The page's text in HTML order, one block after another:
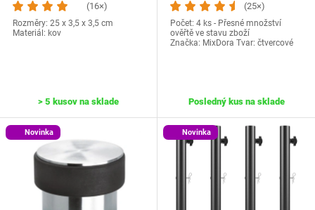
(16×)
Rozměry: 25 x 3,5 x 3,5 cm
Materiál: kov
> 5 kusov na sklade
(25×)
Počet: 4 ks - Přesné množství
ověřtě ve stavu zboží
Značka: MixDora Tvar: čtvercové
Posledný kus na sklade
Novinka Novinka